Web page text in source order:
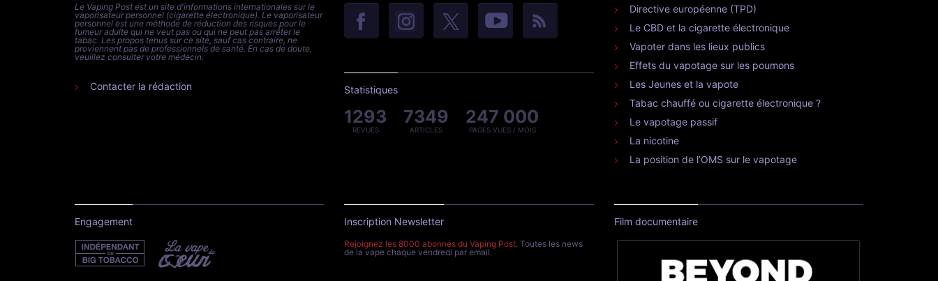
Le Vaping Post est un site d'informations internationales sur le
vaporisateur personnel (cigarette électronique). Le vaporisateur
personnel est une méthode de réduction des risques pour le
fumeur adulte qui ne veut pas ou qui ne peut pas arrêter le
tabac. Les propos tenus sur ce site, sauf cas contraire, ne
proviennent pas de professionnels de santé. En cas de doute,
veuillez consulter votre médecin.
Contacter la rédaction Statistiques
1293
REVUES
7349
ARTICLES
247 000
PAGES VUES / MOIS
Directive européenne (TPD)
Le CBD et la cigarette électronique
Vapoter dans les lieux publics
Effets du vapotage sur les poumons
Les Jeunes et la vapote
Tabac chauffé ou cigarette électronique ?
Le vapotage passif
La nicotine
La position de l’OMS sur le vapotage
Engagement Inscription Newsletter
Rejoignez les 8000 abonnés du Vaping Post. Toutes les news
de la vape chaque vendredi par email.
Film documentaire